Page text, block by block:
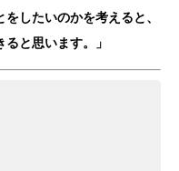
したいのかを考えると、
と思います。」